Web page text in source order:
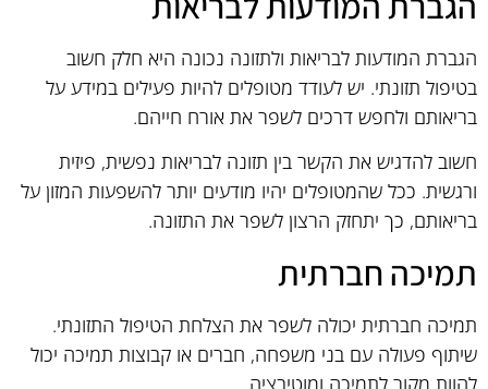
הגברת המודעות לבריאות ולתזונה נכונה היא חלק חשוב
בטיפול תזונתי. יש לעודד מטופלים להיות פעילים במידע על
בריאותם ולחפש דרכים לשפר את אורח חייהם.
חשוב להדגיש את הקשר בין תזונה לבריאות נפשית, פיזית
ורגשית. ככל שהמטופלים יהיו מודעים יותר להשפעות המזון על
בריאותם, כך יתחזק הרצון לשפר את התזונה.
תמיכה חברתית
תמיכה חברתית יכולה לשפר את הצלחת הטיפול התזונתי.
שיתוף פעולה עם בני משפחה, חברים או קבוצות תמיכה יכול
להוות מקור לתמיכה ומוטיבציה.